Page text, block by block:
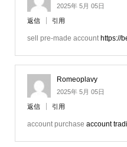
2025年 5月 05日
返信 引用
sell pre-made account https://
Romeoplavy
2025年 5月 05日
返信 引用
account purchase account